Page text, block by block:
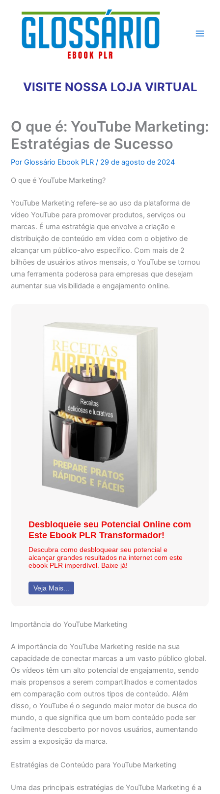
conteúdo
VISITE NOSSA LOJA VIRTUAL
O que é: YouTube Marketing:
Estratégias de Sucesso
PorGlossário Ebook PLR/ 29 de agosto de 2024
O que é YouTube Marketing?
YouTube Marketing refere-se ao uso da plataforma de
vídeo YouTube para promover produtos, serviços ou
marcas. É uma estratégia que envolve a criação e
distribuição de conteúdo em vídeo com o objetivo de
alcançar um público-alvo específico. Com mais de 2
bilhões de usuários ativos mensais, o YouTube se tornou
uma ferramenta poderosa para empresas que desejam
aumentar sua visibilidade e engajamento online.
Desbloqueie seu Potencial Online com
Este Ebook PLR Transformador!
Descubra como desbloquear seu potencial e
alcançar grandes resultados na internet com este
ebook PLR imperdível. Baixe já!
Veja Mais...
Importância do YouTube Marketing
A importância do YouTube Marketing reside na sua
capacidade de conectar marcas a um vasto público global.
Os vídeos têm um alto potencial de engajamento, sendo
mais propensos a serem compartilhados e comentados
em comparação com outros tipos de conteúdo. Além
disso, o YouTube é o segundo maior motor de busca do
mundo, o que significa que um bom conteúdo pode ser
facilmente descoberto por novos usuários, aumentando
assim a exposição da marca.
Estratégias de Conteúdo para YouTube Marketing
Uma das principais estratégias de YouTube Marketing é a